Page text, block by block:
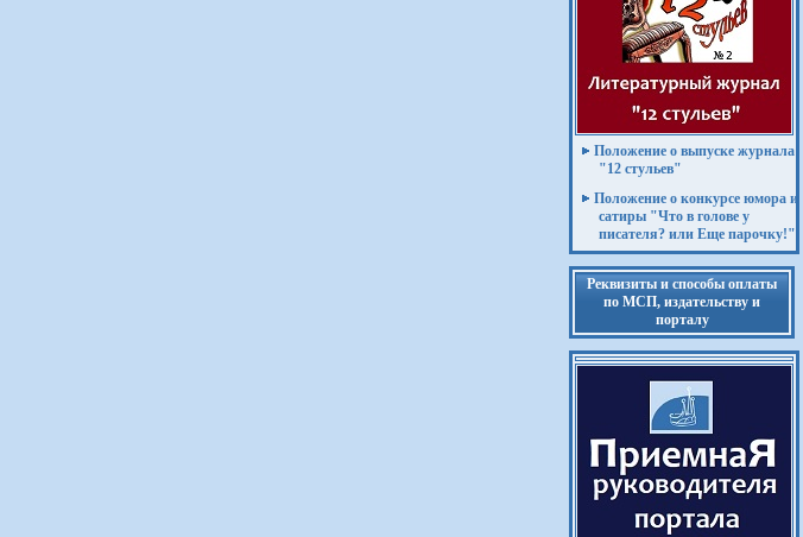
Положение о выпуске журнала
"12 стульев"
Положение о конкурсе юмора и
сатиры "Что в голове у
писателя? или Еще парочку!"
Реквизиты и способы оплаты
по МСП, издательству и
порталу